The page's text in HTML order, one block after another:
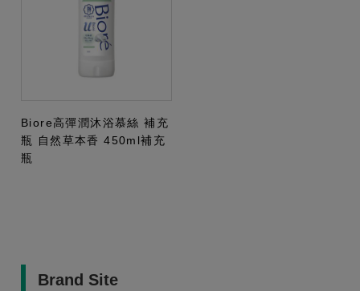
Biore高彈潤沐浴慕絲 補充
瓶 自然草本香 450ml補充
瓶
Brand Site